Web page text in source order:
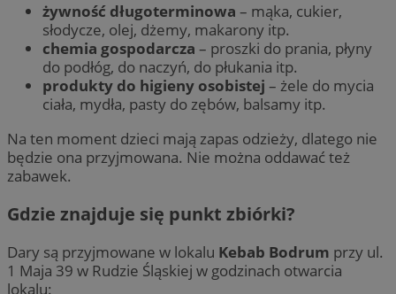
żywność długoterminowa – mąka, cukier,
słodycze, olej, dżemy, makarony itp.
chemia gospodarcza – proszki do prania, płyny
do podłóg, do naczyń, do płukania itp.
produkty do higieny osobistej – żele do mycia
ciała, mydła, pasty do zębów, balsamy itp.
Na ten moment dzieci mają zapas odzieży, dlatego nie
będzie ona przyjmowana. Nie można oddawać też
zabawek.
Gdzie znajduje się punkt zbiórki?
Dary są przyjmowane w lokalu Kebab Bodrum przy ul.
1 Maja 39 w Rudzie Śląskiej w godzinach otwarcia
lokalu: